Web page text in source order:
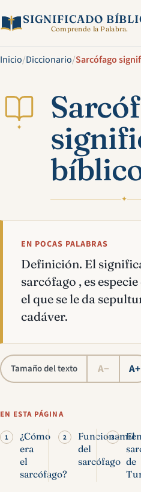
SIGNIFICADO
Comprende la Palabra.
Inicio/Diccionario/Sarcófago
✦
✦
EN POCAS PALABRAS
Definición. El
sarcófago , es
el que se le da
cadáver.
Tamaño del texto A− A+
EN ESTA PÁGINA
¿Cómo
era
el
sarcófago?
del
sarcófago
El
de